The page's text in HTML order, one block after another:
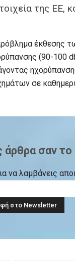
της ΕΕ,
έκθεσης
(90-100
σε
άρθρα σαν
να λαμβάνεις